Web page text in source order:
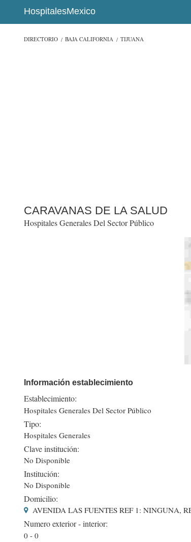
HospitalesMexico
DIRECTORIO BAJA CALIFORNIA TIJUANA
CARAVANAS DE LA SALUD
Hospitales Generales Del Sector Público
Información establecimiento
Establecimiento:
Hospitales Generales Del Sector Público
Tipo:
Hospitales Generales
Clave institución:
No Disponible
Institución:
No Disponible
Domicilio:
AVENIDA LAS FUENTES REF 1: NINGUNA,
Numero exterior - interior:
0 - 0